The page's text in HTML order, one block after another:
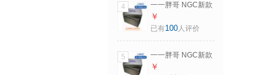
4
一一胖哥 NGC新款
原装超大尺寸评级
币收藏盒/储币盒/收
￥
已有100人评价
5
一一胖哥 NGC新款
原装超大尺寸评级
￥